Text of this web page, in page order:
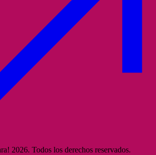
2026. Todos los derechos reservados.